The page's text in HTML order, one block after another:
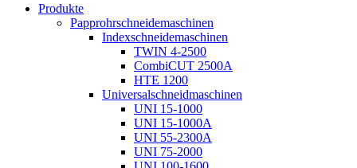
Produkte
Papprohrschneidemaschinen
Indexschneidemaschinen
TWIN 4-2500
CombiCUT 2500A
HTE 1200
Universalschneidmaschinen
UNI 15-1000
UNI 15-1000A
UNI 55-2300A
UNI 75-2000